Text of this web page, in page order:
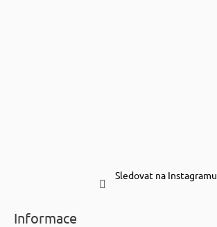
Sledovat na Instagramu
Informace